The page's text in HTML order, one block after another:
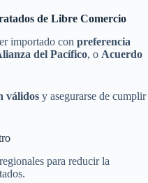
de Libre Comercio
importado con preferencia
del Pacífico, o Acuerdo
válidos y asegurarse de cumplir
para reducir la